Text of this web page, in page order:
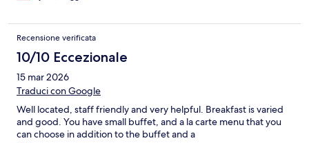
Recensione verificata
10/10 Eccezionale
15 mar 2026
Traduci con Google
Well located, staff friendly and very helpful. Breakfast is varied
and good. You have small buffet, and a la carte menu that you
can choose in addition to the buffet and a